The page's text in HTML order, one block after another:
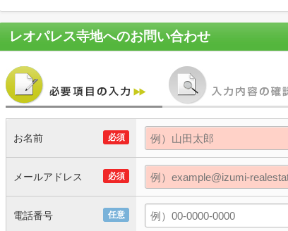
レオパレス寺地へのお問い合わせ
必須
お名前
必須
メールアドレス
任意
電話番号